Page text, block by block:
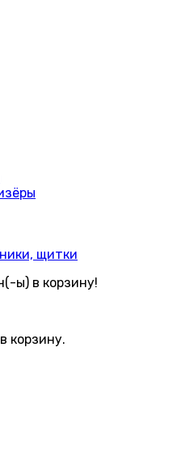
щитки
ы) в корзину!
корзину.